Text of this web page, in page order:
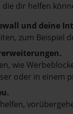
dir helfen
und deine
zum Beispiel
wie
oder in einem